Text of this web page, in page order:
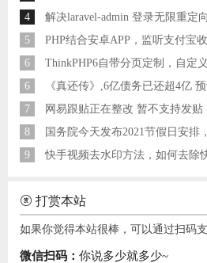
4
解决laravel-admin 登录无限重定
5
6
ThinkPHP6自带分页定制，自定
6
《真还传》,6亿债务已还超4亿
7
网易跟贴正在整改 暂不支持发贴
8
9
快手视频去水印方法，如何去除
打赏本站
如果你觉得本站很棒，可以通过扫码
微信扫码： 你说多少就多少~